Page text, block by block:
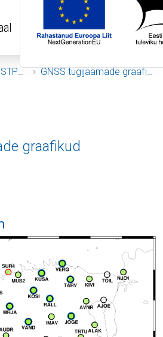
GNSS tugijaamade graafikud
graafikud